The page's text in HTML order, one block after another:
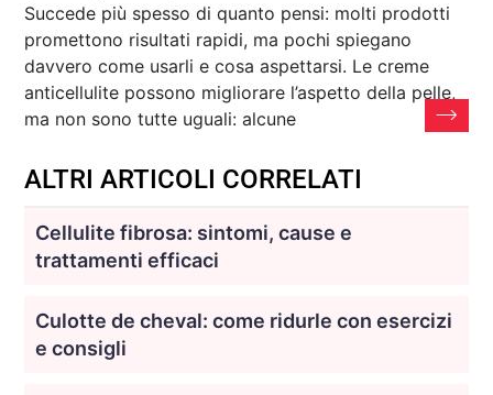
Succede più spesso di quanto pensi: molti prodotti
promettono risultati rapidi, ma pochi spiegano
davvero come usarli e cosa aspettarsi. Le creme
anticellulite possono migliorare l’aspetto della pelle,
ma non sono tutte uguali: alcune
ALTRI ARTICOLI CORRELATI
Cellulite fibrosa: sintomi, cause e
trattamenti efficaci
Culotte de cheval: come ridurle con esercizi
e consigli